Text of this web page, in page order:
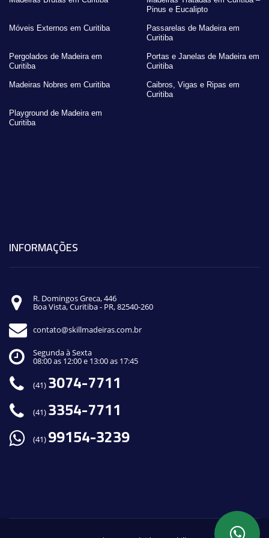
Pinus e Eucalipto
Móveis Externos em Curitiba
Passarelas de Madeira em
Curitiba
Pergolados de Madeira em
Curitiba
Portas e Janelas de Madeira em
Curitiba
Madeiras Nobres em Curitiba
Caibros, Vigas e Ripas em
Curitiba
Playground de Madeira em
Curitiba
INFORMAÇÕES
R. Domingos Greca, 446
Boa Vista, Curitiba - PR, 82540-260
contato@skillmadeiras.com.br
Segunda à Sexta
08:00 as 12:00 e 13:00 as 17:45
(41) 3074-7711
(41) 3354-7711
(41) 99154-3239